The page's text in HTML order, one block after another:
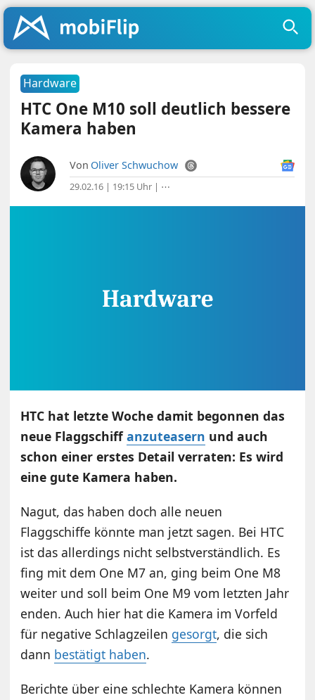
Hardware
HTC One M10 soll deutlich bessere
Kamera haben
Von Oliver Schwuchow
29.02.16 | 19:15 Uhr | ⋯
HTC hat letzte Woche damit begonnen das
neue Flaggschiffanzuteasern und auch
schon einer erstes Detail verraten: Es wird
eine gute Kamera haben.
Nagut, das haben doch alle neuen
Flaggschiffe könnte man jetzt sagen. Bei HTC
ist das allerdings nicht selbstverständlich. Es
fing mit dem One M7 an, ging beim One M8
weiter und soll beim One M9 vom letzten Jahr
enden. Auch hier hat die Kamera im Vorfeld
für negative Schlagzeilen gesorgt, die sich
dann bestätigt haben.
Berichte über eine schlechte Kamera können